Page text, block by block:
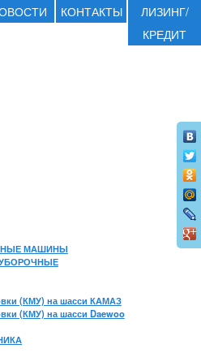
КОНТАКТЫ
ЛИЗИНГ/
КРЕДИТ
МАШИНЫ
(КМУ) на шасси КАМАЗ
(КМУ) на шасси Daewoo